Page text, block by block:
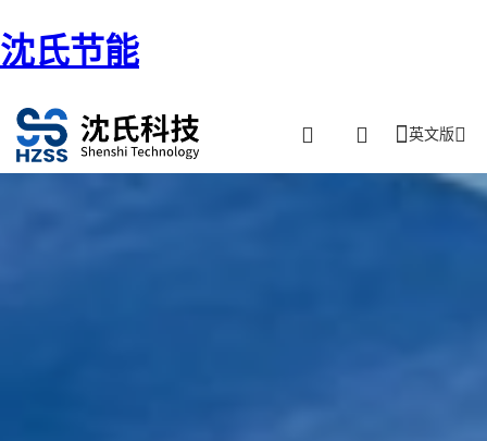
沈氏节能
英文版